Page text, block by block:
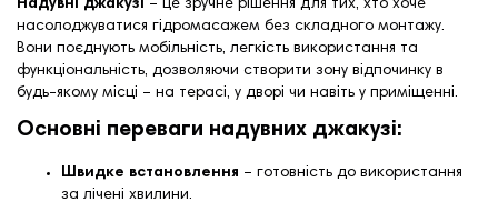
Надувні джакузі – це зручне рішення для тих, хто хоче
насолоджуватися гідромасажем без складного монтажу.
Вони поєднують мобільність, легкість використання та
функціональність, дозволяючи створити зону відпочинку в
будь-якому місці – на терасі, у дворі чи навіть у приміщенні.
Основні переваги надувних джакузі:
Швидке встановлення – готовність до використання
за лічені хвилини.